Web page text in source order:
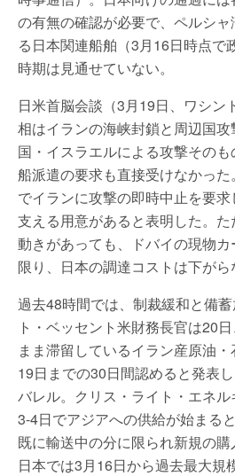
の有無の確認が必要で、ペルシ
る日本関連船舶（3月16日時点で
時期は見通せていない。
日米首脳会談（3月19日、ワシン
相はイランの海峡封鎖と周辺国
国・イスラエルによる攻撃その
船派遣の要求も直接受けなかっ
でイランに攻撃の即時中止を要
支える用意があると表明した。
動きがあっても、ドバイの現物
限り、日本の調達コストは下がら
過去48時間では、制裁緩和と備
ト・ベッセント米財務長官は20
まま滞留しているイラン産原油
19日までの30日間認めると発表
バレル。クリス・ライト・エネ
3-4日でアジアへの供給が始まる
既に輸送中の分に限られ新規の購
日本では3月16日から過去最大規